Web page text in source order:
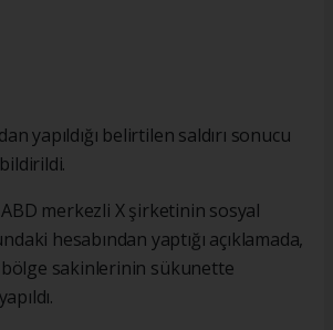
yapıldığı belirtilen saldırı sonucu
ABD merkezli X şirketinin sosyal
hesabından yaptığı açıklamada,
bölge sakinlerinin sükunette